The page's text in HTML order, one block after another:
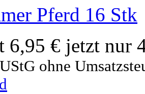
Pferd 16 Stk
6,95 € jetzt nur
ohne